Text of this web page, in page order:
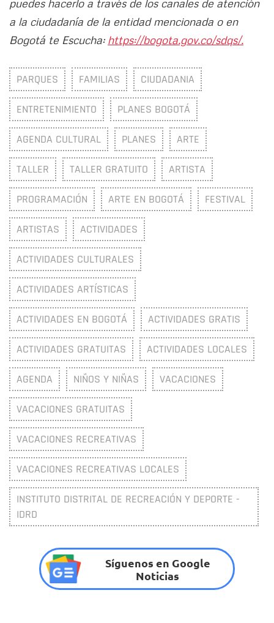
puedes hacerlo a través de los canales de atención
a la ciudadanía de la entidad mencionada o en
Bogotá te Escucha: https://bogota.gov.co/sdqs/.
PARQUES FAMILIAS CIUDADANIA
ENTRETENIMIENTO PLANES BOGOTÁ
AGENDA CULTURAL PLANES ARTE
TALLER TALLER GRATUITO ARTISTA
PROGRAMACIÓN ARTE EN BOGOTÁ FESTIVAL
ARTISTAS ACTIVIDADES
ACTIVIDADES CULTURALES
ACTIVIDADES ARTÍSTICAS
ACTIVIDADES EN BOGOTÁ ACTIVIDADES GRATIS
ACTIVIDADES GRATUITAS ACTIVIDADES LOCALES
AGENDA NIÑOS Y NIÑAS VACACIONES
VACACIONES GRATUITAS
VACACIONES RECREATIVAS
VACACIONES RECREATIVAS LOCALES
INSTITUTO DISTRITAL DE RECREACIÓN Y DEPORTE -
IDRD
Síguenos en Google
Noticias